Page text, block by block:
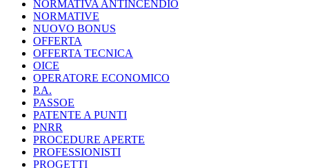
NORMATIVA ANTINCENDIO
NORMATIVE
NUOVO BONUS
OFFERTA
OFFERTA TECNICA
OICE
OPERATORE ECONOMICO
P.A.
PASSOE
PATENTE A PUNTI
PNRR
PROCEDURE APERTE
PROFESSIONISTI
PROGETTI